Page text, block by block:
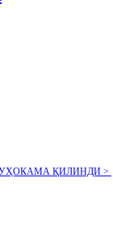
ҚИЛИНДИ >